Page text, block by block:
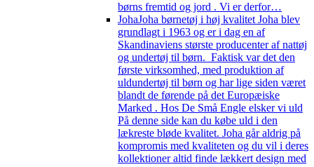
børns fremtid og jord . Vi er derfor…
JohaJoha børnetøj i høj kvalitet Joha blev
grundlagt i 1963 og er i dag en af
Skandinaviens største producenter af nattøj
og undertøj til børn. Faktisk var det den
første virksomhed, med produktion af
uldundertøj til børn og har lige siden været
blandt de førende på det Europæiske
Marked . Hos De Små Engle elsker vi uld
På denne side kan du købe uld i den
lækreste bløde kvalitet. Joha går aldrig på
kompromis med kvaliteten og du vil i deres
kollektioner altid finde lækkert design med